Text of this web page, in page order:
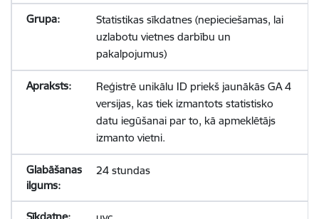
Statistikas sīkdatnes (nepieciešamas, lai
uzlabotu vietnes darbību un
pakalpojumus)
Reģistrē unikālu ID priekš jaunākās GA 4
versijas, kas tiek izmantots statistisko
datu iegūšanai par to, kā apmeklētājs
izmanto vietni.
24 stundas